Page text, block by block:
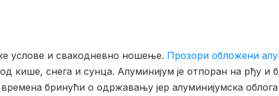
услове и свакодневно ношење. Прозори обложени
кише, снега и сунца. Алуминијум је отпоран на рђу
бринући о одржавању јер алуминијумска